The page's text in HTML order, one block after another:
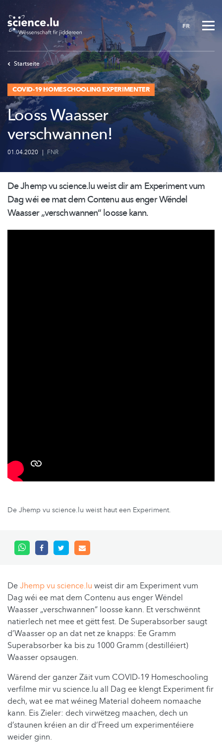
to
main
content
FR
Startseite
COVID-19 HOMESCHOOLING EXPERIMENTER
Looss Waasser
verschwannen!
01.04.2020 | FNR
De Jhemp vu science.lu weist dir am Experiment vum
Dag wéi ee mat dem Contenu aus enger Wëndel
Waasser„verschwannen“ loosse kann.
De Jhemp vu science.lu weist haut een Experiment.
DeJhemp vu science.lu weist dir am Experiment vum
Dag wéi ee mat dem Contenu aus enger Wëndel
Waasser „verschwannen“ loosse kann. Et verschwënnt
natierlech net mee et gëtt fest. De Superabsorber saugt
d’Waasser op an dat net ze knapps: Ee Gramm
Superabsorber ka bis zu 1000 Gramm (destilléiert)
Waasser opsaugen.
Wärend der ganzer Zäit vum COVID-19 Homeschooling
verfilme mir vu science.lu all Dag ee klengt Experiment fir
dech, wat ee mat wéineg Material doheem nomaache
kann. Eis Zieler: dech virwëtzeg maachen, dech un
d’staunen kréien an dir d‘Freed um experimentéiere
weider ginn.